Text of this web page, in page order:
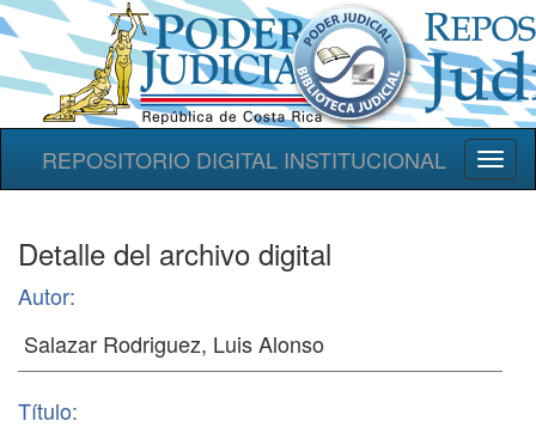
REPOSITORIO DIGITAL INSTITUCIONAL
Detalle del archivo digital
Autor:
Título: